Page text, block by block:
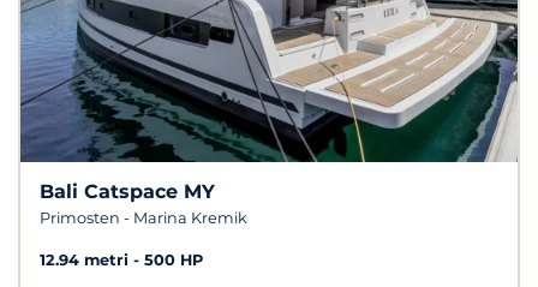
Bali Catspace MY
Primosten - Marina Kremik
12.94 metri 500 HP